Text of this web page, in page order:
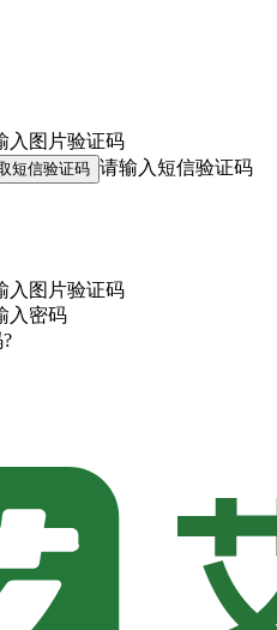
入图片验证码
短信验证码 请输入短信验证码
入图片验证码
入密码